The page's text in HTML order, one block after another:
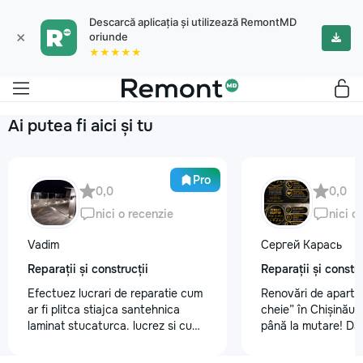
×
Descarcă aplicația și utilizează RemontMD
oriunde
★★★★★
Ai putea fi aici și tu
Pro
0,0
nici o recenzie
Vadim
Reparații și construcții
Efectuez lucrari de reparatie cum
ar fi plitca stiajca santehnica
laminat stucaturca. lucrez si cu
0,0
nici o
Сергей Карась
Reparații și
Renovări de
cheie” în Chișinău
până la mutare!